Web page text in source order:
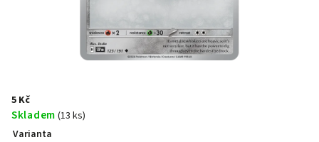
5 Kč
Skladem (13 ks)
Varianta